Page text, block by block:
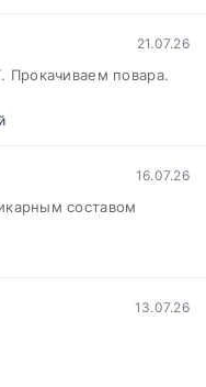
21.07.26
Прокачиваем повара.
16.07.26
составом
13.07.26